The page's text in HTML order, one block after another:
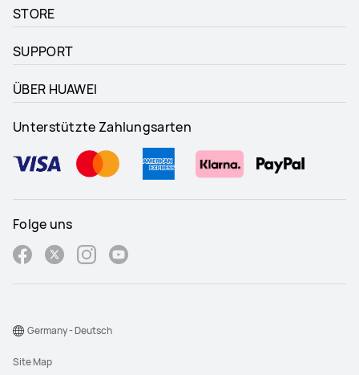
STORE
SUPPORT
ÜBER HUAWEI
Unterstützte Zahlungsarten
Folge uns
Site Map
Germany - Deutsch